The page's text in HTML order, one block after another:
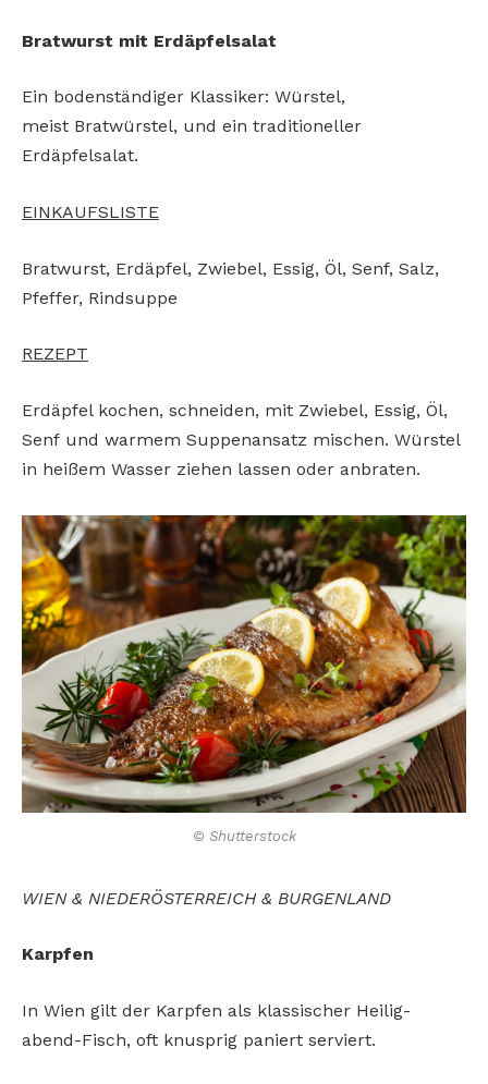
Bratwurst mit Erdäpfelsalat
Ein bodenständiger Klassiker: Würstel,
meist Bratwürstel, und ein traditioneller
Erdäpfelsalat.
EINKAUFSLISTE
Bratwurst, Erdäpfel, Zwiebel, Essig, Öl, Senf, Salz,
Pfeffer, Rindsuppe
REZEPT
Erdäpfel kochen, schneiden, mit Zwiebel, Essig, Öl,
Senf und warmem Suppenansatz mischen. Würstel
in heißem Wasser ziehen lassen oder anbraten.
© Shutterstock
WIEN & NIEDERÖSTERREICH & BURGENLAND
Karpfen
In Wien gilt der Karpfen als klassischer Heilig-
abend-Fisch, oft knusprig paniert serviert.